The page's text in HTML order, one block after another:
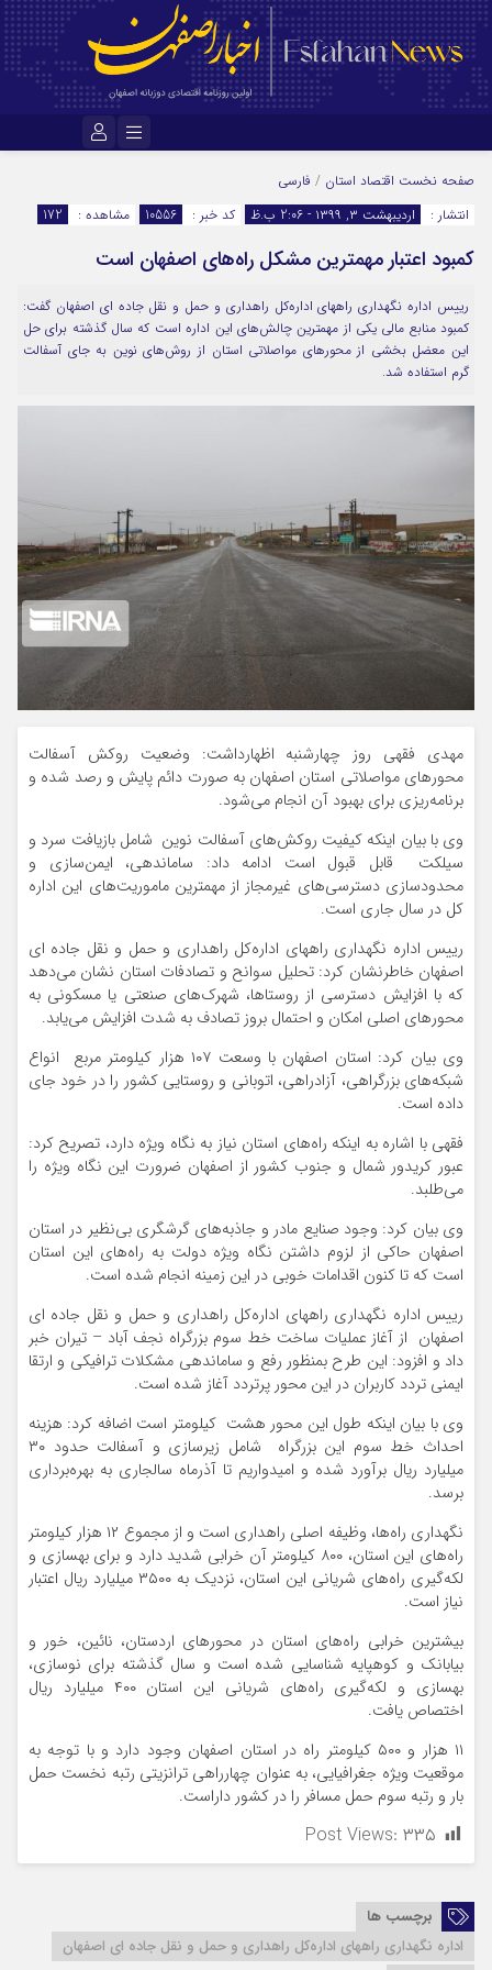
رمز عبور
مرا به خاطر بسپار
صفحه نخست اقتصاد استان / فارسی
انتشار :
اردیبهشت ۳, ۱۳۹۹ - 2:06 ب.ظ کد خبر : 10556 مشاهده : 172
کمبود اعتبار مهمترین مشکل راه‌های اصفهان است
رییس اداره نگهداری راههای اداره‌کل راهداری و حمل و نقل جاده ای اصفهان گفت:
کمبود منابع مالی یکی از مهمترین چالش‌های این اداره است که سال گذشته برای حل
این معضل بخشی از محورهای مواصلاتی استان از روش‌های نوین به جای آسفالت
گرم استفاده شد.
مهدی فقهی روز چهارشنبه اظهارداشت: وضعیت روکش آسفالت
محورهای مواصلاتی استان اصفهان به صورت دائم پایش و رصد شده و
برنامه‌ریزی برای بهبود آن انجام می‌شود.
وی با بیان اینکه کیفیت روکش‌های آسفالت نوین شامل بازیافت سرد و
سیلکت قابل قبول است ادامه داد: ساماندهی، ایمن‌سازی و
محدودسازی دسترسی‌های غیرمجاز از مهمترین ماموریت‌های این اداره
کل در سال جاری است.
رییس اداره نگهداری راههای اداره‌کل راهداری و حمل و نقل جاده ای
اصفهان خاطرنشان کرد: تحلیل سوانح و تصادفات استان نشان می‌دهد
که با افزایش دسترسی از روستاها، شهرک‌های صنعتی یا مسکونی به
محورهای اصلی امکان و احتمال بروز تصادف به شدت افزایش می‌یابد.
وی بیان کرد: استان اصفهان با وسعت ۱۰۷ هزار کیلومتر مربع انواع
شبکه‌های بزرگراهی، آزادراهی، اتوبانی و روستایی کشور را در خود جای
داده است.
فقهی با اشاره به اینکه راه‌های استان نیاز به نگاه ویژه دارد، تصریح کرد:
عبور کریدور شمال و جنوب کشور از اصفهان ضرورت این نگاه ویژه را
می‌طلبد.
وی بیان کرد: وجود صنایع مادر و جاذبه‌های گرشگری بی‌نظیر در استان
اصفهان حاکی از لزوم داشتن نگاه ویژه دولت به راه‌های این استان
است که تا کنون اقدامات خوبی در این زمینه انجام شده است.
رییس اداره نگهداری راههای اداره‌کل راهداری و حمل و نقل جاده ای
اصفهان از آغاز عملیات ساخت خط سوم بزرگراه نجف آباد – تیران خبر
داد و افزود: این طرح بمنظور رفع و ساماندهی مشکلات ترافیکی و ارتقا
ایمنی تردد کاربران در این محور پرتردد آغاز شده است.
وی با بیان اینکه طول این محور هشت کیلومتر است اضافه کرد: هزینه
احداث خط سوم این بزرگراه شامل زیرسازی و آسفالت حدود ۳۰
میلیارد ریال برآورد شده و امیدواریم تا آذرماه سالجاری به بهره‌برداری
برسد.
نگهداری راه‌ها، وظیفه اصلی راهداری است و از مجموع ۱۲ هزار کیلومتر
راه‌های این استان، ۸۰۰ کیلومتر آن خرابی شدید دارد و برای بهسازی و
لکه‌گیری راه‌های شریانی این استان، نزدیک به ۳۵۰۰ میلیارد ریال اعتبار
نیاز است.
بیشترین خرابی راه‌های استان در محورهای اردستان، نائین، خور و
بیابانک و کوهپایه شناسایی شده است و سال گذشته برای نوسازی،
بهسازی و لکه‌گیری راه‌های شریانی این استان ۴۰۰ میلیارد ریال
اختصاص یافت.
۱۱ هزار و ۵۰۰ کیلومتر راه در استان اصفهان وجود دارد و با توجه به
موقعیت ویژه جغرافیایی، به عنوان چهارراهی ترانزیتی رتبه نخست حمل
بار و رتبه سوم حمل مسافر را در کشور داراست.
Post Views: ۳۳۵
برچسب ها
اداره نگهداری راههای اداره‌کل راهداری و حمل و نقل جاده ای اصفهان